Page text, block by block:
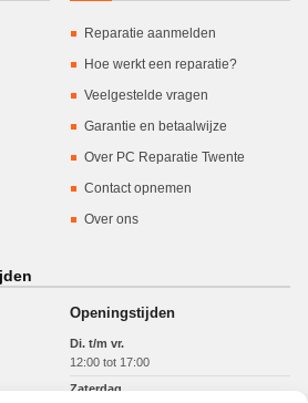
Reparatie aanmelden
Hoe werkt een reparatie?
Veelgestelde vragen
Garantie en betaalwijze
Over PC Reparatie Twente
Contact opnemen
Over ons
Openingstijden
Di. t/m vr.
12:00 tot 17:00
Zaterdag